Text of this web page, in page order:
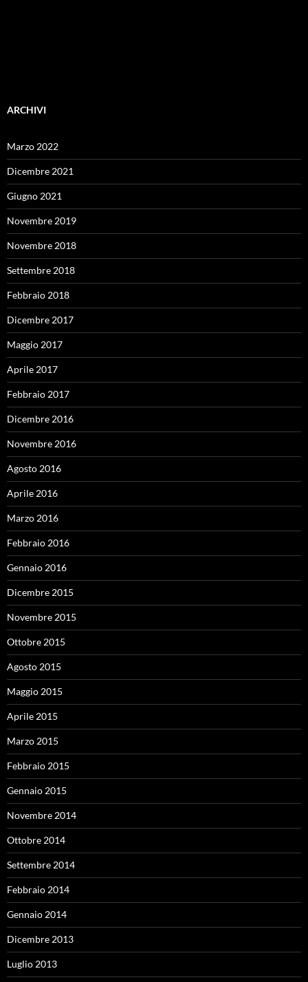
ARCHIVI
Marzo 2022
Dicembre 2021
Giugno 2021
Novembre 2019
Novembre 2018
Settembre 2018
Febbraio 2018
Dicembre 2017
Maggio 2017
Aprile 2017
Febbraio 2017
Dicembre 2016
Novembre 2016
Agosto 2016
Aprile 2016
Marzo 2016
Febbraio 2016
Gennaio 2016
Dicembre 2015
Novembre 2015
Ottobre 2015
Agosto 2015
Maggio 2015
Aprile 2015
Marzo 2015
Febbraio 2015
Gennaio 2015
Novembre 2014
Ottobre 2014
Settembre 2014
Febbraio 2014
Gennaio 2014
Dicembre 2013
Luglio 2013